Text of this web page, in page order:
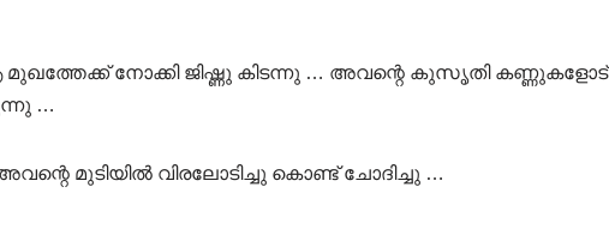
ആ മുഖത്തേക്ക് നോക്കി ജിഷ്ണു കിടന്നു … അവന്റെ കുസൃതി കണ്ണുകളോട്
…
മുടിയിൽ വിരലോടിച്ചു കൊണ്ട് ചോദിച്ചു …